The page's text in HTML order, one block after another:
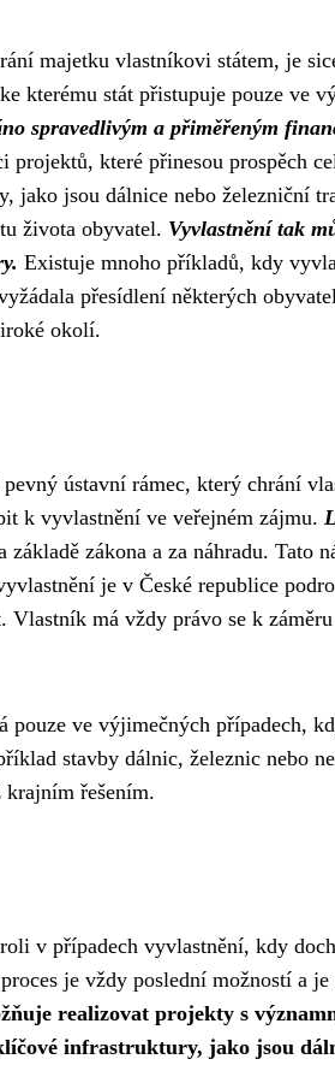
majetku vlastníkovi státem, je
kterému stát přistupuje pouze ve
spravedlivým a přiměřeným
projektů, které přinesou prospěch
jako jsou dálnice nebo železniční
života obyvatel. Vyvlastnění tak
Existuje mnoho příkladů, kdy
přesídlení některých
okolí.
ústavní rámec, který chrání
k vyvlastnění ve veřejném zájmu.
zákona a za náhradu. Tato
je v České republice
Vlastník má vždy právo se k
ve výjimečných případech,
stavby dálnic, železnic nebo
řešením.
v případech vyvlastnění, kdy
je vždy poslední možností a
realizovat projekty s
infrastruktury, jako jsou